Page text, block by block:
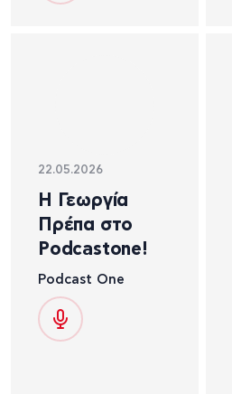
22.05.2026
Η Γεωργία
Πρέπα στο
Podcastone!
Podcast One